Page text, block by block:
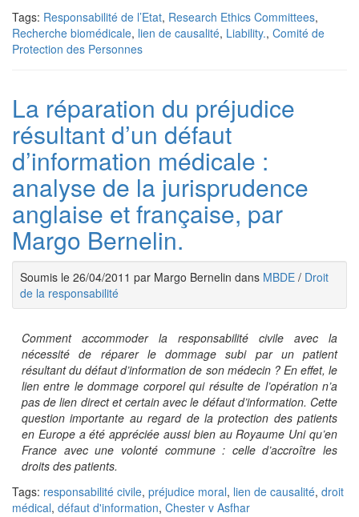
Tags: Responsabilité de l’Etat, Research Ethics Committees,
Recherche biomédicale, lien de causalité, Liability., Comité de
Protection des Personnes
La réparation du préjudice
résultant d’un défaut
d’information médicale :
analyse de la jurisprudence
anglaise et française, par
Margo Bernelin.
Soumis le 26/04/2011 par Margo Bernelin dans MBDE / Droit
de la responsabilité
Comment accommoder la responsabilité civile avec la
nécessité de réparer le dommage subi par un patient
résultant du défaut d’information de son médecin ? En effet, le
lien entre le dommage corporel qui résulte de l’opération n’a
pas de lien direct et certain avec le défaut d’information. Cette
question importante au regard de la protection des patients
en Europe a été appréciée aussi bien au Royaume Uni qu’en
France avec une volonté commune : celle d’accroître les
droits des patients.
Tags: responsabilité civile, préjudice moral, lien de causalité, droit
médical, défaut d'information, Chester v Asfhar